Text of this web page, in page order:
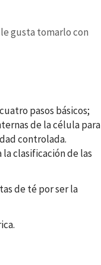
gusta tomarlo con
pasos básicos;
de la célula para
controlada.
la clasificación de las
de té por ser la